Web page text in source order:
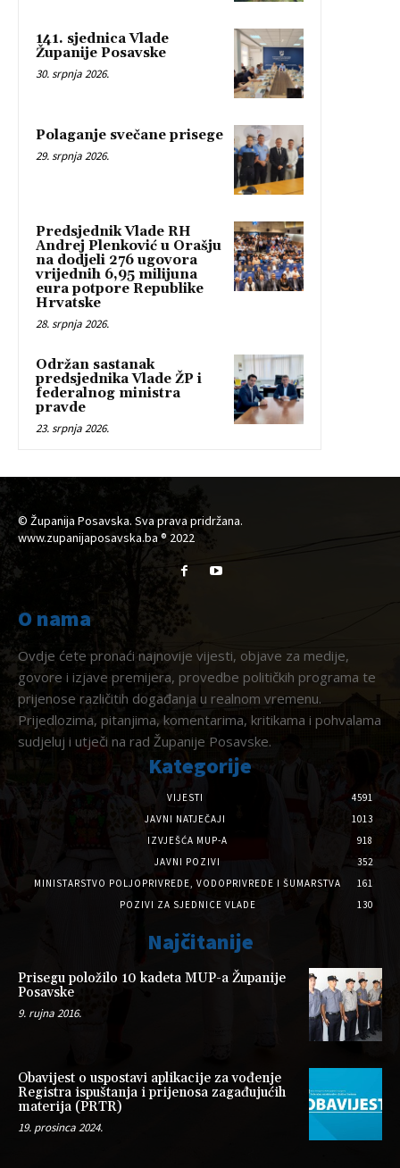
141. sjednica Vlade
Županije Posavske
30. srpnja 2026.
Polaganje svečane prisege
29. srpnja 2026.
Predsjednik Vlade RH
Andrej Plenković u Orašju
na dodjeli 276 ugovora
vrijednih 6,95 milijuna
eura potpore Republike
Hrvatske
28. srpnja 2026.
Održan sastanak
predsjednika Vlade ŽP i
federalnog ministra
pravde
23. srpnja 2026.
© Županija Posavska. Sva prava pridržana.
www.zupanijaposavska.ba ® 2022
O nama
Ovdje ćete pronaći najnovije vijesti, objave za medije,
govore i izjave premijera, provedbe političkih programa te
prijenose različitih događanja u realnom vremenu.
Prijedlozima, pitanjima, komentarima, kritikama i pohvalama
sudjeluj i utječi na rad Županije Posavske.
Kategorije
VIJESTI
4591
JAVNI NATJEČAJI
1013
IZVJEŠĆA MUP-A
918
JAVNI POZIVI
352
MINISTARSTVO POLJOPRIVREDE, VODOPRIVREDE I ŠUMARSTVA
161
POZIVI ZA SJEDNICE VLADE
130
Najčitanije
Prisegu položilo 10 kadeta MUP-a Županije
Posavske
9. rujna 2016.
Obavijest o uspostavi aplikacije za vođenje
Registra ispuštanja i prijenosa zagađujućih
materija (PRTR)
19. prosinca 2024.